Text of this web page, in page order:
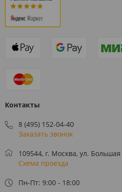
Контакты
8 (495) 152-04-40
Заказать звонок
109544, г. Москва, ул.
Схема проезда
Пн-Пт: 9:00 - 18:00